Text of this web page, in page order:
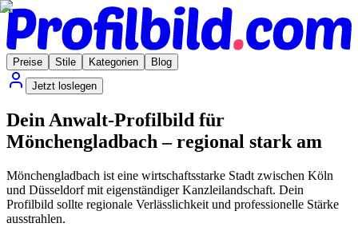
Preise Stile Kategorien
Blog
Jetzt loslegen
Dein Anwalt-Profilbild für
Mönchengladbach – regional stark am
Mönchengladbach ist eine wirtschaftsstarke Stadt zwischen Köln
und Düsseldorf mit eigenständiger Kanzleilandschaft. Dein
Profilbild sollte regionale Verlässlichkeit und professionelle Stärke
ausstrahlen.